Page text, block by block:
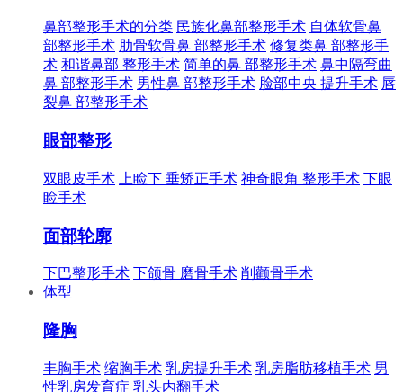
鼻部整形手术的分类 民族化鼻部整形手术 自体软骨鼻
部整形手术 肋骨软骨鼻 部整形手术 修复类鼻 部整形手
术 和谐鼻部 整形手术 简单的鼻 部整形手术 鼻中隔弯曲
鼻 部整形手术 男性鼻 部整形手术 脸部中央 提升手术 唇
裂鼻 部整形手术
眼部整形
双眼皮手术 上睑下 垂矫正手术 神奇眼角 整形手术 下眼
睑手术
面部轮廓
下巴整形手术 下颌骨 磨骨手术 削颧骨手术
体型
隆胸
丰胸手术 缩胸手术 乳房提升手术 乳房脂肪移植手术 男
性乳房发育症 乳头内翻手术